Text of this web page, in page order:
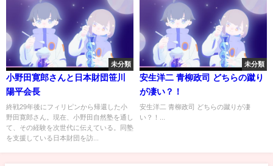
未分類
小野田寛郎さんと日本財団笹川
陽平会長
終戦29年後にフィリピンから帰還した小
野田寛郎さん。現在、小野田自然塾を通し
て、その経験を次世代に伝えている。同塾
を支援している日本財団を訪...
未分類
安生洋二 青柳政司 どちらの蹴り
が凄い？！
安生洋二 青柳政司 どちらの蹴りが凄
い？！...